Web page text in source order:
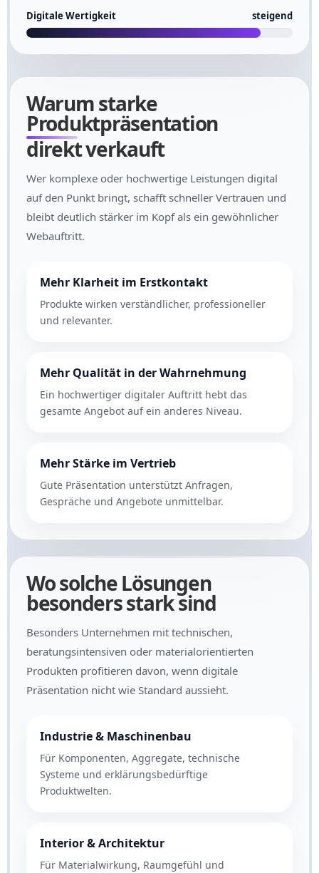
Digitale Wertigkeit steigend
Warum starke
Produktpräsentation
direkt verkauft
Wer komplexe oder hochwertige Leistungen digital
auf den Punkt bringt, schafft schneller Vertrauen und
bleibt deutlich stärker im Kopf als ein gewöhnlicher
Webauftritt.
Mehr Klarheit im Erstkontakt
Produkte wirken verständlicher, professioneller
und relevanter.
Mehr Qualität in der Wahrnehmung
Ein hochwertiger digitaler Auftritt hebt das
gesamte Angebot auf ein anderes Niveau.
Mehr Stärke im Vertrieb
Gute Präsentation unterstützt Anfragen,
Gespräche und Angebote unmittelbar.
Wo solche Lösungen
besonders stark sind
Besonders Unternehmen mit technischen,
beratungsintensiven oder materialorientierten
Produkten profitieren davon, wenn digitale
Präsentation nicht wie Standard aussieht.
Industrie & Maschinenbau
Für Komponenten, Aggregate, technische
Systeme und erklärungsbedürftige
Produktwelten.
Interior & Architektur
Für Materialwirkung, Raumgefühl und